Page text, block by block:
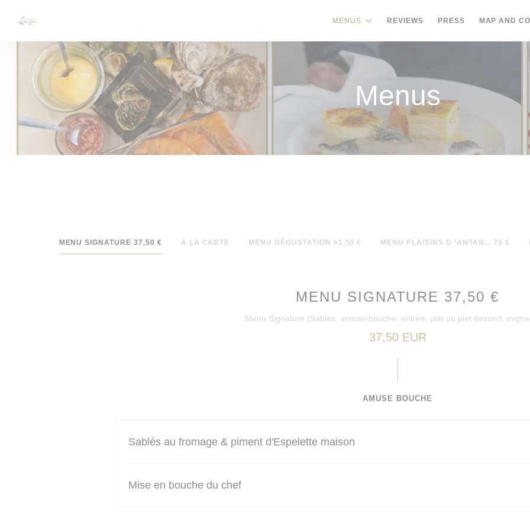
MENUS REVIEWS PRESS MAP AND
Menus
MENU SIGNATURE 37,50 € A LA CARTE MENU DÉGUSTATION 61,50 € MENU PLAISIRS D ‘ANTAN... 75 €
MENU SIGNATURE 37,50 €
Menu Signature (Sablés, amuse-bouche, entrée, plat ou plat dessert,
37,50 EUR
AMUSE BOUCHE
Sablés au fromage & piment d'Espelette maison
Mise en bouche du chef